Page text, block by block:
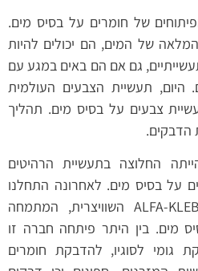
של חומרים על בסיס מים.
של המים, הם יכולים להיות
גם אם הם באים במגע עם
היום, תעשיית הצבעים העולמית
צבעים על בסיס מים. תהליך
הדבקים.
החלוצה בתעשיית הרהיטים
על בסיס מים. לאחרונה התחלנו
לייצג את חברת ALFA-KLEBSTOFFE השוויצרית, המתמחה
מים. בין היתר פיתחה חברה זו
גומי לסוגיו, להדבקת חומרים